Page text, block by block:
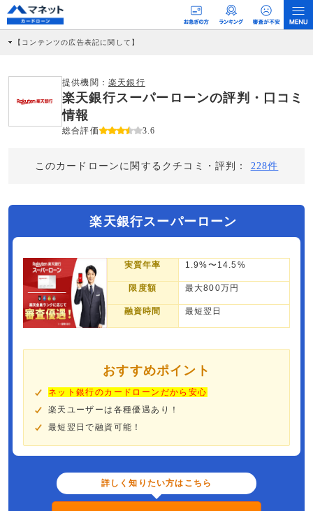
【コンテンツの広告表記に関して】
社に対して企業から紹介報酬が支払われるという収益モデルです。 ただし、特定の
商品を根拠なくPRするものではなく、当編集部の調査／ユーザーへの口コミ収集な
どに基づき、公平性を担保した情報提供を行っています。
提供機関： 楽天銀行
楽天銀行スーパーローンの評判・口コミ
情報
総合評価 3.6
このカードローンに関するクチコミ・評判： 228件
楽天銀行スーパーローン
実質年率 1.9%〜14.5%
限度額 最大800万円
融資時間 最短翌日
おすすめポイント
ネット銀行のカードローンだから安心
楽天ユーザーは各種優遇あり！
最短翌日で融資可能！
詳しく知りたい方はこちら